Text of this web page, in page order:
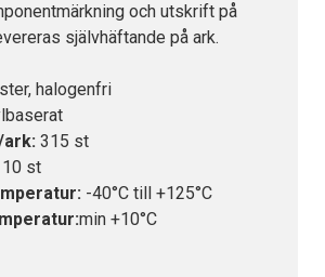
och utskrift på
självhäftande på ark.
halogenfri
315 st
10 st
-40°C till +125°C
min +10°C